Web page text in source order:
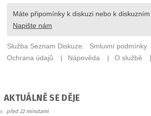
AKTUÁLNĚ SE DĚJE
před 22 minutami